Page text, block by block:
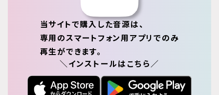
当サイトで購入した音源は、
専用のスマートフォン用アプリでのみ
再生ができます。
＼インストールはこちら／